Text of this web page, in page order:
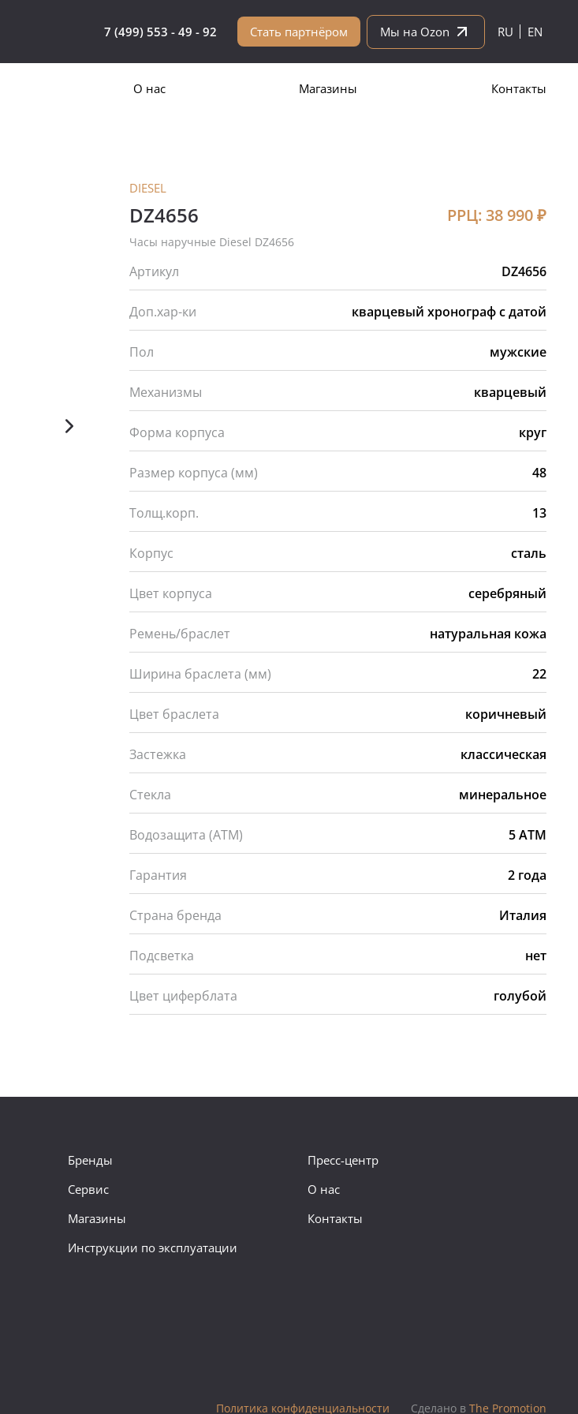
7 (499) 553 - 49 - 92 Стать партнёром Мы на Ozon RU EN
О нас Магазины Контакты
DIESEL
DZ4656 РРЦ:38 990₽
Часы наручные Diesel DZ4656
Артикул DZ4656
Доп.хар-ки кварцевый хронограф с датой
Пол мужские
Механизмы кварцевый
Форма корпуса круг
Размер корпуса (мм) 48
Толщ.корп. 13
Корпус сталь
Цвет корпуса серебряный
Ремень/браслет натуральная кожа
Ширина браслета (мм) 22
Цвет браслета коричневый
Застежка классическая
Стекла минеральное
Водозащита (АТМ) 5 АТМ
Гарантия 2 года
Страна бренда Италия
Подсветка нет
Цвет циферблата голубой
Бренды
Пресс-центр
Сервис
О нас
Магазины
Контакты
Инструкции по эксплуатации
Политика конфиденциальности Сделано в The Promotion